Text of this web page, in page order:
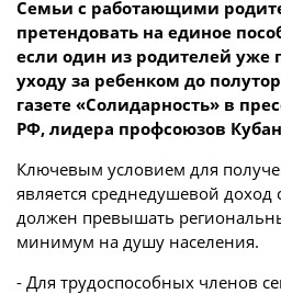
Семьи с работающими
претендовать на единое
если один из родителей уже
уходу за ребенком до
газете «Солидарность» в
РФ, лидера профсоюзов
Ключевым условием для
является среднедушевой
должен превышать
минимум на душу населения.
- Для трудоспособных членов